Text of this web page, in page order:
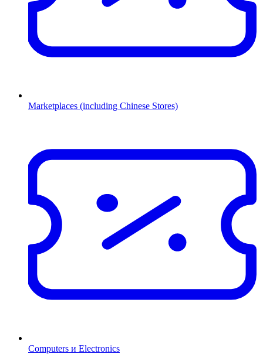
Marketplaces (including Chinese Stores)
Computers и Electronics